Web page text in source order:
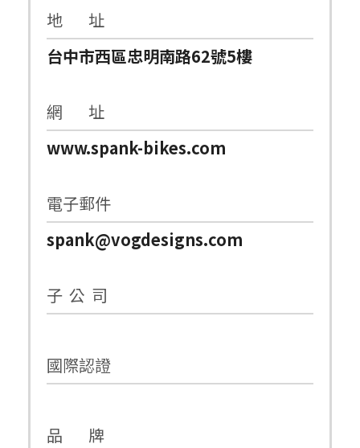
地 址
台中市西區忠明南路62號5樓
網 址
www.spank-bikes.com
電子郵件
spank@vogdesigns.com
子 公 司
國際認證
品 牌